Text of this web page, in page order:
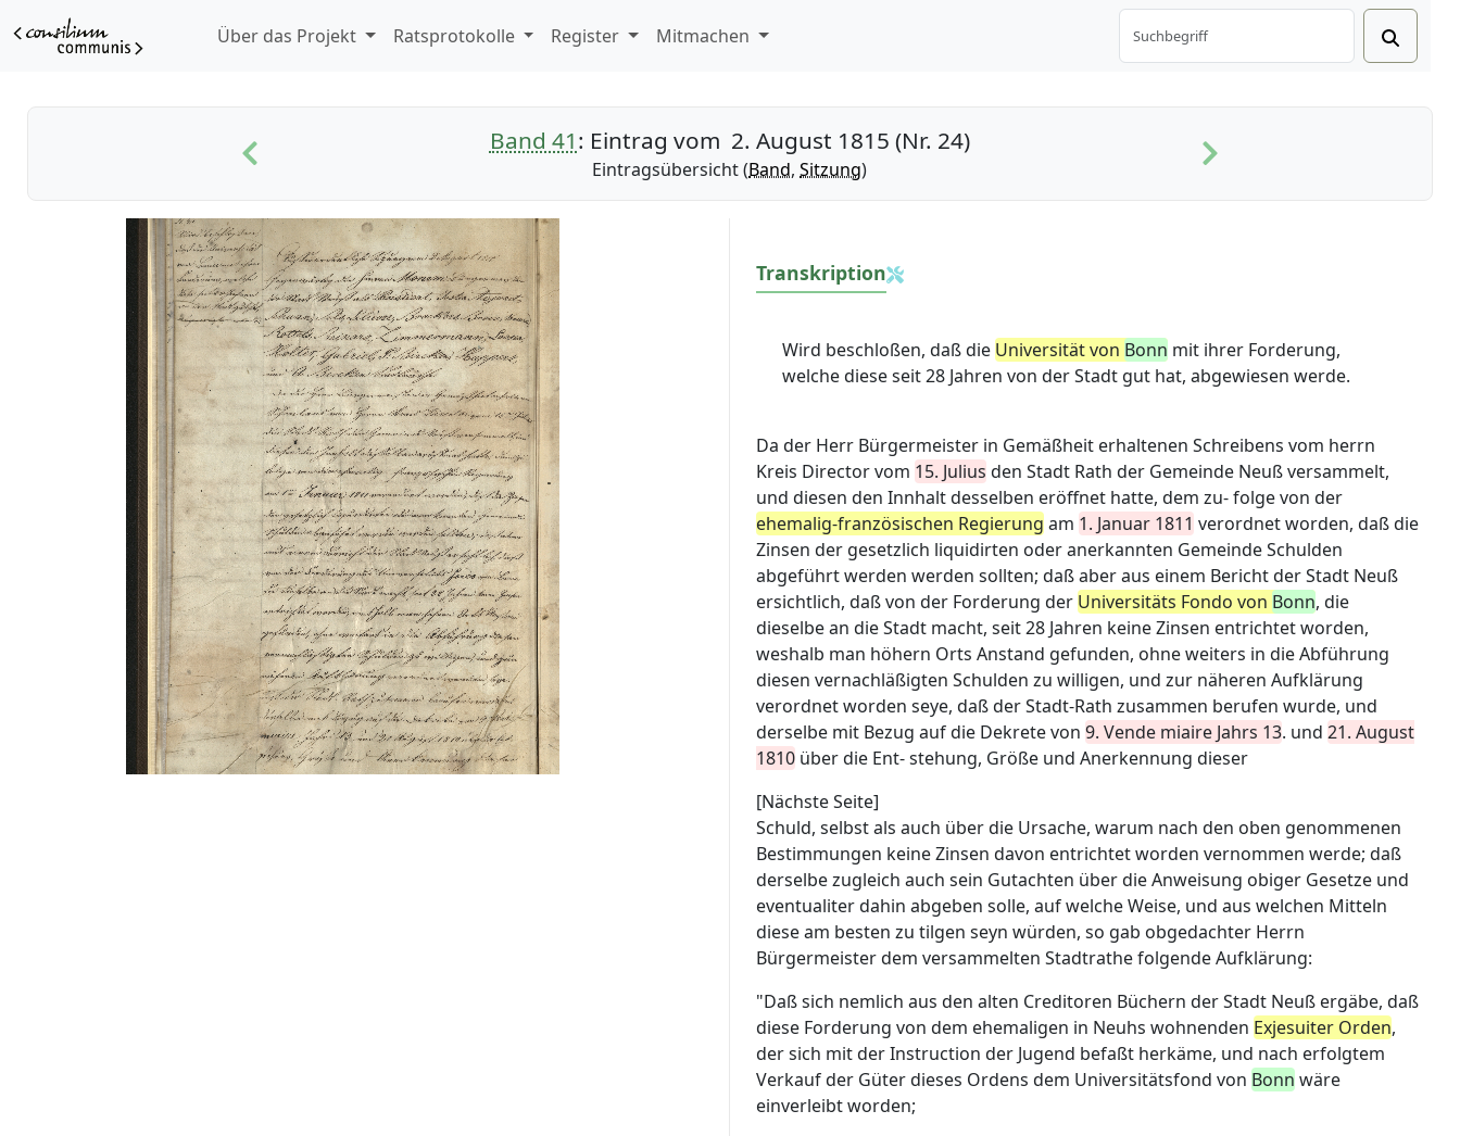
Über das Projekt Ratsprotokolle Register Mitmachen
Band 41: Eintrag vom 2. August 1815 (Nr. 24)
Eintragsübersicht (Band,Sitzung)
Transkription
Wird beschloßen, daß die Universität von Bonn mit ihrer Forderung,
welche diese seit 28 Jahren von der Stadt gut hat, abgewiesen werde.
Da der Herr Bürgermeister in Gemäßheit erhaltenen Schreibens vom herrn
Kreis Director vom 15. Julius den Stadt Rath der Gemeinde Neuß versammelt,
und diesen den Innhalt desselben eröffnet hatte, dem zu- folge von der
ehemalig-französischen Regierung am 1. Januar 1811 verordnet worden, daß die
Zinsen der gesetzlich liquidirten oder anerkannten Gemeinde Schulden
abgeführt werden werden sollten; daß aber aus einem Bericht der Stadt Neuß
ersichtlich, daß von der Forderung der Universitäts Fondo von Bonn, die
dieselbe an die Stadt macht, seit 28 Jahren keine Zinsen entrichtet worden,
weshalb man höhern Orts Anstand gefunden, ohne weiters in die Abführung
diesen vernachläßigten Schulden zu willigen, und zur näheren Aufklärung
verordnet worden seye, daß der Stadt-Rath zusammen berufen wurde, und
derselbe mit Bezug auf die Dekrete von 9. Vende miaire Jahrs 13. und 21. August
1810über die Ent- stehung, Größe und Anerkennung dieser
[Nächste Seite]
Schuld, selbst als auch über die Ursache, warum nach den oben genommenen
Bestimmungen keine Zinsen davon entrichtet worden vernommen werde; daß
derselbe zugleich auch sein Gutachten über die Anweisung obiger Gesetze und
eventualiter dahin abgeben solle, auf welche Weise, und aus welchen Mitteln
diese am besten zu tilgen seyn würden, so gab obgedachter Herrn
Bürgermeister dem versammelten Stadtrathe folgende Aufklärung:
"Daß sich nemlich aus den alten Creditoren Büchern der Stadt Neuß ergäbe, daß
diese Forderung von dem ehemaligen in Neuhs wohnenden Exjesuiter Orden,
der sich mit der Instruction der Jugend befaßt herkäme, und nach erfolgtem
Verkauf der Güter dieses Ordens dem Universitätsfond von Bonn wäre
einverleibt worden;